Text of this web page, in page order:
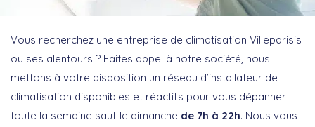
Vous recherchez une entreprise de climatisation Villeparisis
ou ses alentours ? Faites appel à notre société, nous
mettons à votre disposition un réseau d’installateur de
climatisation disponibles et réactifs pour vous dépanner
toute la semaine sauf le dimanche de 7h à 22h. Nous vous